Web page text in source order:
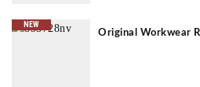
NEW
Original Workwear